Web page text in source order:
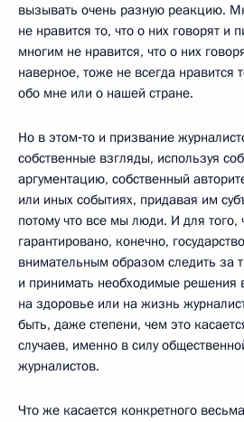
вызывать очень разную реакцию.
не нравится то, что о них говорят и
многим не нравится, что о них
наверное, тоже не всегда нравится
обо мне или о нашей стране.
Но в этом‑то и призвание
собственные взгляды, используя
аргументацию, собственный
или иных событиях, придавая им
потому что все мы люди. И для того,
гарантировано, конечно,
внимательным образом следить за
и принимать необходимые решения
на здоровье или на жизнь
быть, даже степени, чем это
случаев, именно в силу
журналистов.
Что же касается конкретного